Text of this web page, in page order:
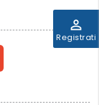
perm_identity
Registrati